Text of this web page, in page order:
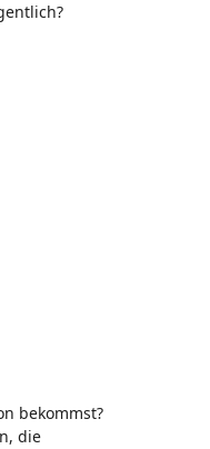
bekommst?
die